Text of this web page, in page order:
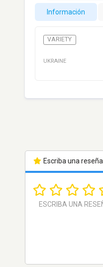
Información
VARIETY
UKRAINE
Escriba una reseña